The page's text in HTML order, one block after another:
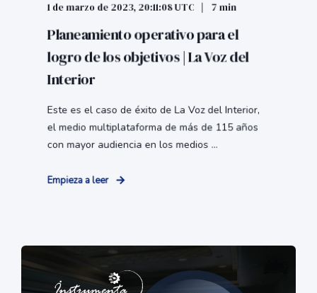
1 de marzo de 2023, 20:11:08 UTC 7 min
Planeamiento operativo para el
logro de los objetivos | La Voz del
Interior
Este es el caso de éxito de La Voz del Interior,
el medio multiplataforma de más de 115 años
con mayor audiencia en los medios ...
Empieza a leer